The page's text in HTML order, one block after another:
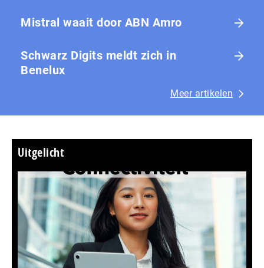
Mistral waait door ABN Amro
Schwarz Digits meldt zich in
Benelux
Meer artikelen
Uitgelicht